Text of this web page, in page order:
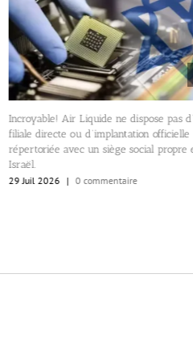
Incroyable! Air Liquide ne dispose pas
filiale directe ou d’implantation officielle
répertoriée avec un siège social propre
Israël.
29 Juil 2026 | 0 commentaire